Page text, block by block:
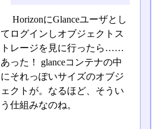
HorizonにGlanceユーザとし
てログインしオブジェクトス
トレージを見に行ったら……
あった！ glanceコンテナの中
にそれっぽいサイズのオブジ
ェクトが。なるほど、そうい
う仕組みなのね。